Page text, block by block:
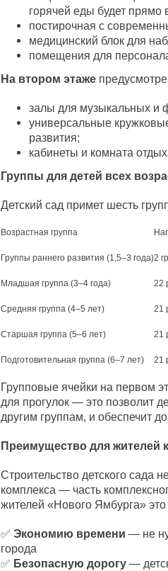
горячей еды будет прямо
постирочная с
медицинский блок для
помещения для
На втором этаже
залы для музыкальных и
универсальные
развития;
кабинеты и комната
Группы для детей всех
Детский сад примет шесть
Возрастная группа
Группы раннего развития (1,5–3 года)2
Младшая группа (3–4 года) 22
Средняя группа (4–5 лет) 21
Старшая группа (5–6 лет) 21
Подготовительная группа (6–7 лет) 21
Групповые ячейки на первом
для прогулок — это позволит
другим группам, и обеспечит
Преимущество для жителей
Строительство детского сада
комплекса — часть
жителей «Нового Ямбурга» это
✅ Экономию времени — не
города
✅ Безопасную дорогу —